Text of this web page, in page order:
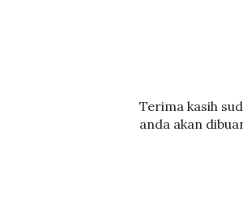
C
a
Terima kasih
anda akan